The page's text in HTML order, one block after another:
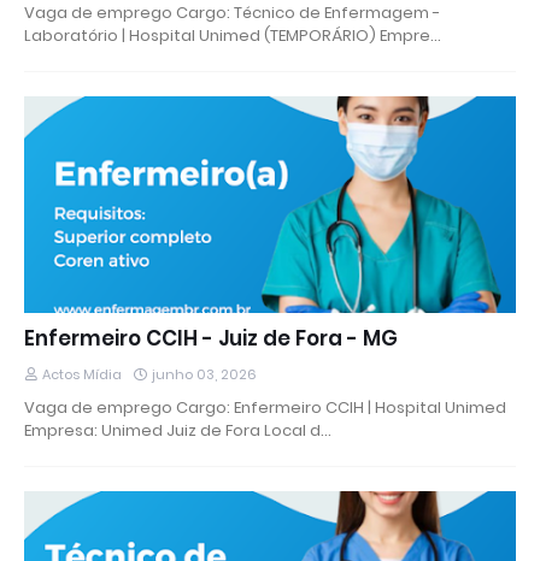
Vaga de emprego Cargo: Técnico de Enfermagem -
Laboratório | Hospital Unimed (TEMPORÁRIO) Empre…
Enfermeiro CCIH - Juiz de Fora - MG
Actos Mídia junho 03, 2026
Vaga de emprego Cargo: Enfermeiro CCIH | Hospital Unimed
Empresa: Unimed Juiz de Fora Local d…